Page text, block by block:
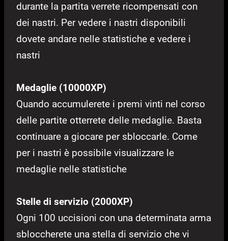
durante la partita verrete ricompensati con
dei nastri. Per vedere i nastri disponibili
dovete andare nelle statistiche e vedere i
nastri
Medaglie (10000XP)
Quando accumulerete i premi vinti nel corso
delle partite otterrete delle medaglie. Basta
continuare a giocare per sbloccarle. Come
per i nastri è possibile visualizzare le
medaglie nelle statistiche
Stelle di servizio (2000XP)
Ogni 100 uccisioni con una determinata arma
sbloccherete una stella di servizio che vi